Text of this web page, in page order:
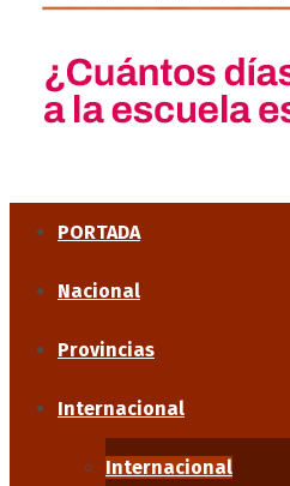
PORTADA
Nacional
Provincias
Internacional
Internacional